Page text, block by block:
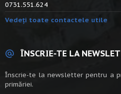
0731.551.624
Vedeți toate contactele utile
ÎNSCRIE-TE LA
Înscrie-te la newsletter pentru a
primăriei.